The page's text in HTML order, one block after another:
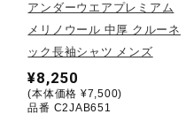
ライフスタイル
アンダーウエアプレミアム
メリノウール 中厚 クルーネ
ック長袖シャツ メンズ
¥8,250
(本体価格 ¥7,500)
品番 C2JAB651